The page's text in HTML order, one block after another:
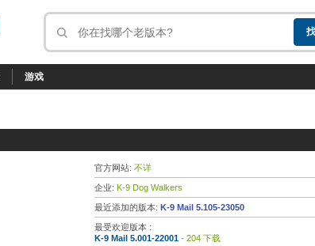
游戏
官方网站: 不详
企业: K-9 Dog Walkers
最近添加的版本: K-9 Mail 5.105-23050
最受欢迎版本 :
K-9 Mail 5.001-22001 - 204 下载